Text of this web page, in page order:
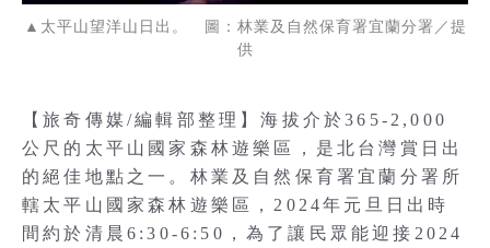
▲太平山望洋山日出。 圖：林業及自然保育署宜蘭分署／提
供
【旅奇傳媒/編輯部整理】海拔介於365-2,000
公尺的太平山國家森林遊樂區，是北台灣賞日出
的絕佳地點之一。林業及自然保育署宜蘭分署所
轄太平山國家森林遊樂區，2024年元旦日出時
間約於清晨6:30-6:50，為了讓民眾能迎接2024